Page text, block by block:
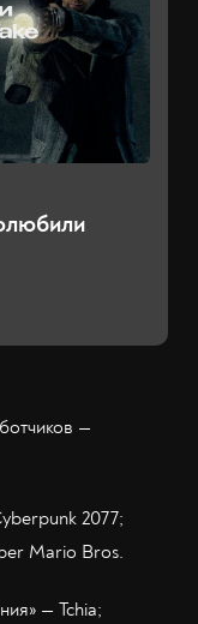
—
2077;
Mario Bros.
— Tchia;